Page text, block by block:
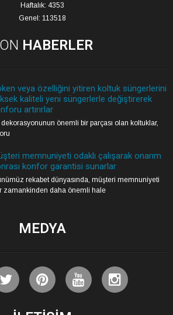
Haftalık: 4353
Genel: 113518
HABERLER
veya özelliğini yitiren koltuk süngerlerini
kaliteli yeni süngerlerle değiştirerek
artırırlar
dekorasyonunun önemli bir parçası olan koltuklar,
memnuniyeti odaklı çalışarak onarım
konfor garantisi sunarlar
rekabet dünyasında, müşteri memnuniyeti
zamankinden daha önemli hale
MEDYA